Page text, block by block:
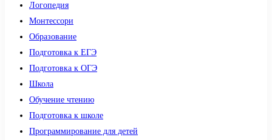
Логопедия
Монтессори
Образование
Подготовка к ЕГЭ
Подготовка к ОГЭ
Школа
Обучение чтению
Подготовка к школе
Программирование для детей